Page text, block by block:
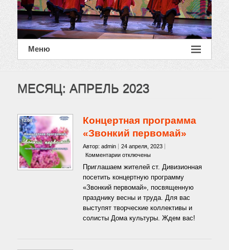
Меню
МЕСЯЦ: АПРЕЛЬ 2023
Концертная программа
«Звонкий первомай»
Автор: admin
24 апреля, 2023
Комментариик
программа
«Звонкий
первомай»
отключены
Приглашаем жителей ст. Дивизионная
посетить концертную программу
«Звонкий первомай», посвященную
празднику весны и труда. Для вас
выступят творческие коллективы и
солисты Дома культуры. Ждем вас!